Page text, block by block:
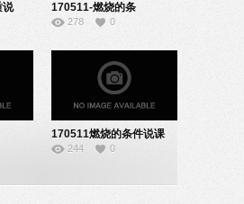
说
170511-燃烧的条
件-08140344
278 0
170511燃烧的条件说课
21141029
244 0